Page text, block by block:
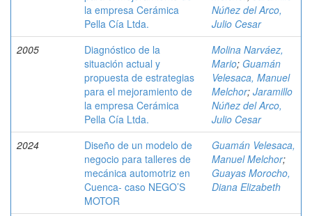
la empresa Cerámica
Pella Cía Ltda.
Núñez del Arco,
Julio Cesar
2005
Diagnóstico de la
situación actual y
propuesta de estrategias
para el mejoramiento de
la empresa Cerámica
Pella Cía Ltda.
Molina Narváez,
Mario; Guamán
Velesaca, Manuel
Melchor; Jaramillo
Núñez del Arco,
Julio Cesar
2024
Diseño de un modelo de
negocio para talleres de
mecánica automotriz en
Cuenca- caso NEGO’S
MOTOR
Guamán Velesaca,
Manuel Melchor;
Guayas Morocho,
Diana Elizabeth